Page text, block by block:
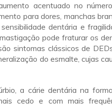
acentuado no
para dores, manchas
dentária e
pode fraturar os
sintomas clássicos de
do esmalte, cujas
a cárie dentária na
cedo e com mais